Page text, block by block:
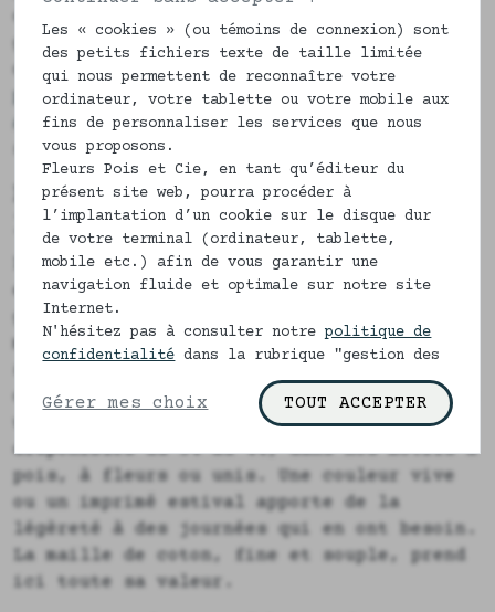
coupe et au choix du tissu et non pas
grâce à des armatures rigides. Si vous
découvrez cette approche, notre article
pourquoi mettre un soutien-gorge sans
armaturereprend tous les points qui me
semblent importants.
Le caraco, la pièce d'été à
laquelle on pense rarement
Le caraco est sous-estimé. Pourtant, c'est
exactement le genre de pièce qui fait
gagner en confort l'été. Porté seul à la
maison quand la chaleur est forte, glissé
comme haut de pyjama léger, il a plusieurs
usages. Nos caracos en coton imprimé sont
disponibles du 34 au 44, dans nos motifs à
pois, à fleurs ou unis. Une couleur vive
ou un imprimé estival apporte de la
légèreté à des journées qui en ont besoin.
La maille de coton, fine et souple, prend
ici toute sa valeur.
Les « cookies » (ou témoins de connexion) sont
des petits fichiers texte de taille limitée
qui nous permettent de reconnaître votre
ordinateur, votre tablette ou votre mobile aux
fins de personnaliser les services que nous
vous proposons.
Fleurs Pois et Cie, en tant qu’éditeur du
présent site web, pourra procéder à
l’implantation d’un cookie sur le disque dur
de votre terminal (ordinateur, tablette,
mobile etc.) afin de vous garantir une
navigation fluide et optimale sur notre site
Internet.
N'hésitez pas à consulter notrepolitique de
confidentialité dans la rubrique "gestion des
cookies" pour en savoir plus.
Gérer mes choix TOUT ACCEPTER